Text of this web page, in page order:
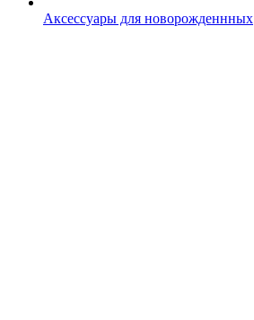
Аксессуары для новорожденнных